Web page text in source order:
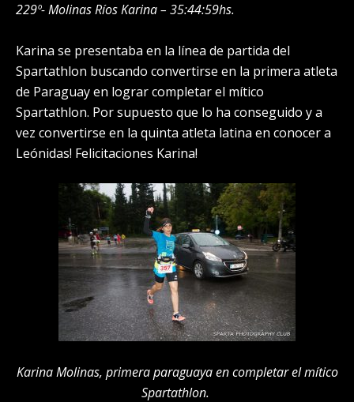
229º- Molinas Ríos Karina – 35:44:59hs.
Karina se presentaba en la línea de partida del
Spartathlon buscando convertirse en la primera atleta
de Paraguay en lograr completar el mítico
Spartathlon. Por supuesto que lo ha conseguido y a
vez convertirse en la quinta atleta latina en conocer a
Leónidas! Felicitaciones Karina!
Karina Molinas, primera paraguaya en completar el mítico
Spartathlon.